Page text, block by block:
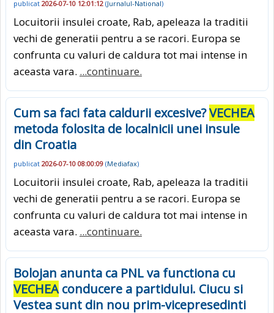
publicat 2026-07-10 12:01:12 (Jurnalul-National)
Locuitorii insulei croate, Rab, apeleaza la traditii
vechi de generatii pentru a se racori. Europa se
confrunta cu valuri de caldura tot mai intense in
aceasta vara. ...continuare.
Cum sa faci fata caldurii excesive?VECHEA
metoda folosita de localnicii unei insule
din Croatia
publicat 2026-07-10 08:00:09 (Mediafax)
Locuitorii insulei croate, Rab, apeleaza la traditii
vechi de generatii pentru a se racori. Europa se
confrunta cu valuri de caldura tot mai intense in
aceasta vara. ...continuare.
Bolojan anunta ca PNL va functiona cu
VECHEAconducere a partidului. Ciucu si
Vestea sunt din nou prim-vicepresedinti